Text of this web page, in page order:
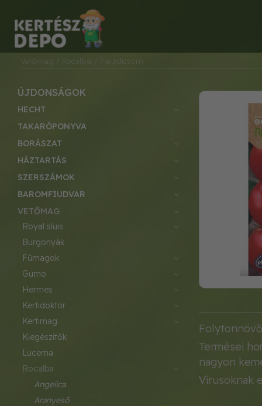
Vetőmag / Rocalba / Paradicsom
Termései
nagyon
Vírusoknak
ÚJDONSÁGOK
HECHT
TAKARÓPONYVA
BORÁSZAT
HÁZTARTÁS
SZERSZÁMOK
BAROMFIUDVAR
VETŐMAG
royal sluis
burgonyák
fűmagok
gumo
hermes
kertidoktor
kertimag
kiegészítők
lucerna
rocalba
angelica
aranyeső